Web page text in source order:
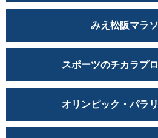
みえ松阪マラ
スポーツのチカラプ
オリンピック・パラ